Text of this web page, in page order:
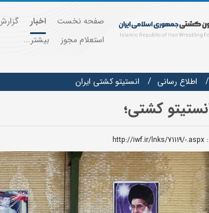
صفحه نخست اخبار
استعلام مجوز
بیشتر...
اطلاع رسانی انستيتو كشتي ايران
کشتی؛
http://iwf.ir/lnks/71119/-.aspx